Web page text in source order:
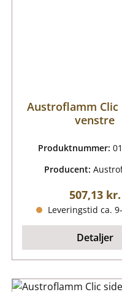
Austroflamm Clic
venstre
Produktnummer:
Producent:
Almindelig
507,13 kr.
Leveringstid ca.
Detaljer